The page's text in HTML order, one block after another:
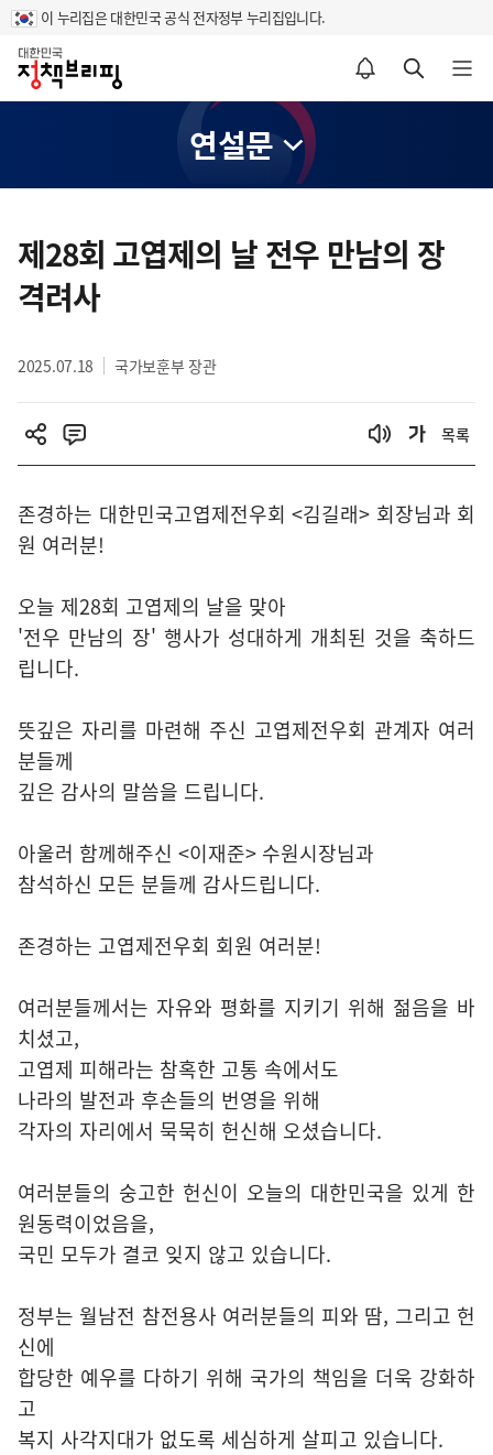
이 누리집은 대한민국 공식 전자정부 누리집입니다.
홈
알림설정 바로가기 검색 바로가기 메뉴 열기
연설문
텐
츠
영
제28회 고엽제의 날 전우 만남의 장
격려사
2025.07.18 국가보훈부 장관
목록
존경하는 대한민국고엽제전우회 <김길래> 회장님과 회
원 여러분!
오늘 제28회 고엽제의 날을 맞아
'전우 만남의 장' 행사가 성대하게 개최된 것을 축하드
립니다.
뜻깊은 자리를 마련해 주신 고엽제전우회 관계자 여러
분들께
깊은 감사의 말씀을 드립니다.
아울러 함께해주신 <이재준> 수원시장님과
참석하신 모든 분들께 감사드립니다.
존경하는 고엽제전우회 회원 여러분!
여러분들께서는 자유와 평화를 지키기 위해 젊음을 바
치셨고,
고엽제 피해라는 참혹한 고통 속에서도
나라의 발전과 후손들의 번영을 위해
각자의 자리에서 묵묵히 헌신해 오셨습니다.
여러분들의 숭고한 헌신이 오늘의 대한민국을 있게 한
원동력이었음을,
국민 모두가 결코 잊지 않고 있습니다.
정부는 월남전 참전용사 여러분들의 피와 땀, 그리고 헌
신에
합당한 예우를 다하기 위해 국가의 책임을 더욱 강화하
고
복지 사각지대가 없도록 세심하게 살피고 있습니다.